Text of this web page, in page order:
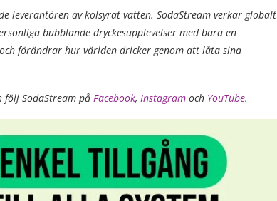
leverantören av kolsyrat vatten. SodaStream verkar globalt
bubblande dryckesupplevelser med bara en
förändrar hur världen dricker genom att låta sina
följ SodaStream på Facebook, Instagram och YouTube.